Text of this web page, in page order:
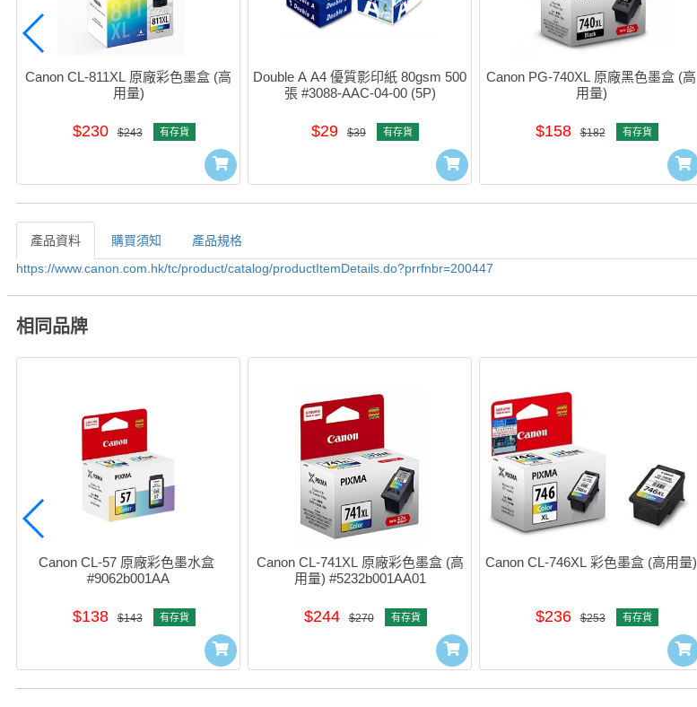
Canon CL-811XL 原廠彩色墨盒 (高
用量)
$230 $243 有存貨
Double A A4 優質影印紙 80gsm 500
張 #3088-AAC-04-00 (5P)
$29 $39 有存貨
Canon PG-740XL 原廠黑色墨盒 (高
用量)
$158 $182 有存貨
產品資料 購買須知 產品規格
產品資料
https://www.canon.com.hk/tc/product/catalog/productItemDetails.do?prrfnbr=200447
相同品牌
Canon CL-57 原廠彩色墨水盒
#9062b001AA
$138 $143 有存貨
Canon CL-741XL 原廠彩色墨盒 (高
用量) #5232b001AA01
$244 $270 有存貨
Canon CL-746XL 彩色墨盒 (高用量)
$236 $253 有存貨